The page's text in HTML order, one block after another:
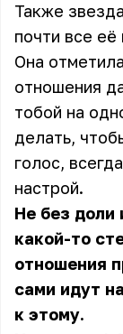
Также
почти все
Она
отношения
тобой на
делать,
голос,
настрой.
Не без доли
какой-то
отношения
сами идут
к этому.